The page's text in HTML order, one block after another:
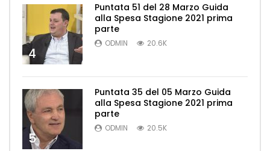
4
Puntata 51 del 28 Marzo Guida
alla Spesa Stagione 2021 prima
parte
ODMIN 20.6K
5
Puntata 35 del 05 Marzo Guida
alla Spesa Stagione 2021 prima
parte
ODMIN 20.5K